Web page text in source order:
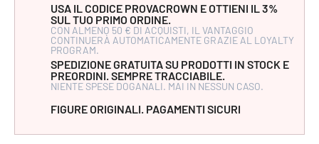
USA IL CODICE PROVACROWN E OTTIENI IL 3%
SUL TUO PRIMO ORDINE.
CON ALMENO 50 € DI ACQUISTI, IL VANTAGGIO
CONTINUERÀ AUTOMATICAMENTE GRAZIE AL LOYALTY
PROGRAM.
SPEDIZIONE GRATUITA SU PRODOTTI IN STOCK E
PREORDINI. SEMPRE TRACCIABILE.
NIENTE SPESE DOGANALI. MAI IN NESSUN CASO.
FIGURE ORIGINALI. PAGAMENTI SICURI